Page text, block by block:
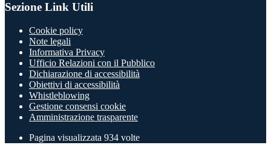
Sezione Link Utili
Cookie policy
Note legali
Informativa Privacy
Ufficio Relazioni con il Pubblico
Dichiarazione di accessibilità
Obiettivi di accessibilità
Whistleblowing
Gestione consensi cookie
Amministrazione trasparente
Pagina visualizzata 934 volte